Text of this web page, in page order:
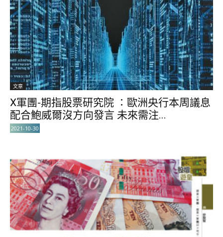
文章
X軍團-期指股票研究院 ∶歐洲央行本周議息
配合鮑威爾沒方向發言 未來需注...
2021-10-30